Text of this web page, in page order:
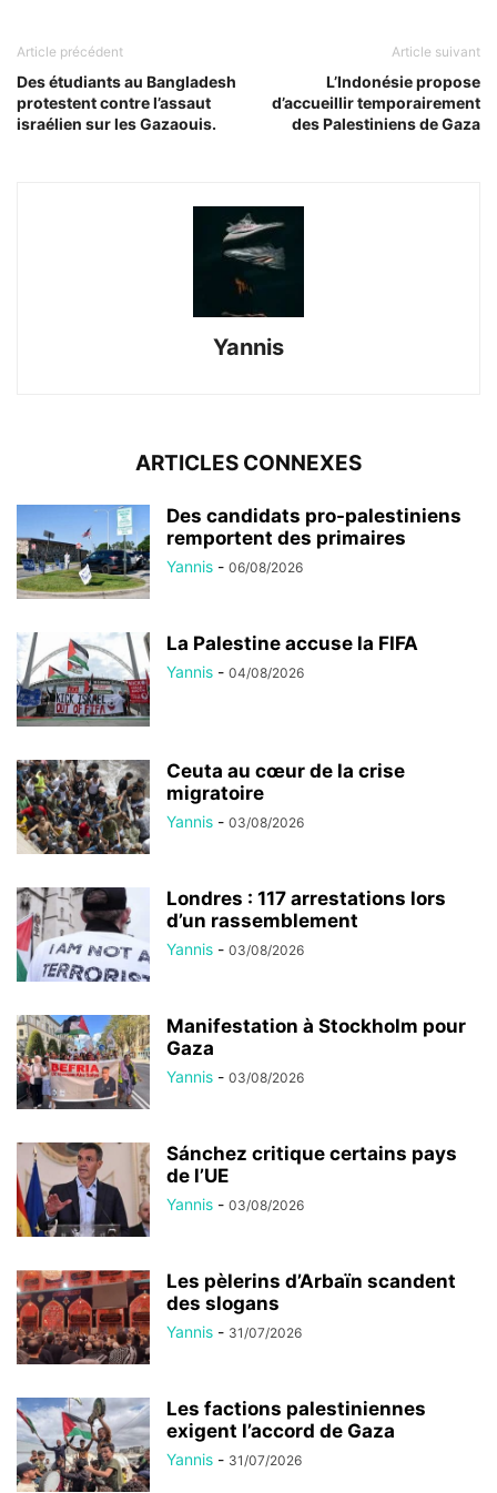
Article précédent
Des étudiants au Bangladesh
protestent contre l’assaut
israélien sur les Gazaouis.
Article suivant
L’Indonésie propose
d’accueillir temporairement
des Palestiniens de Gaza
Yannis
ARTICLES CONNEXES
Des candidats pro-palestiniens
remportent des primaires
Yannis - 06/08/2026
La Palestine accuse la FIFA
Yannis - 04/08/2026
Ceuta au cœur de la crise
migratoire
Yannis - 03/08/2026
Londres : 117 arrestations lors
d’un rassemblement
Yannis - 03/08/2026
Manifestation à Stockholm pour
Gaza
Yannis - 03/08/2026
Sánchez critique certains pays
de l’UE
Yannis - 03/08/2026
Les pèlerins d’Arbaïn scandent
des slogans
Yannis - 31/07/2026
Les factions palestiniennes
exigent l’accord de Gaza
Yannis - 31/07/2026